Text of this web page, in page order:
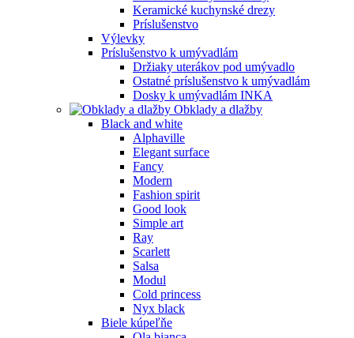
Keramické kuchynské drezy
Príslušenstvo
Výlevky
Príslušenstvo k umývadlám
Držiaky uterákov pod umývadlo
Ostatné príslušenstvo k umývadlám
Dosky k umývadlám INKA
Obklady a dlažby
Black and white
Alphaville
Elegant surface
Fancy
Modern
Fashion spirit
Good look
Simple art
Ray
Scarlett
Salsa
Modul
Cold princess
Nyx black
Biele kúpeľňe